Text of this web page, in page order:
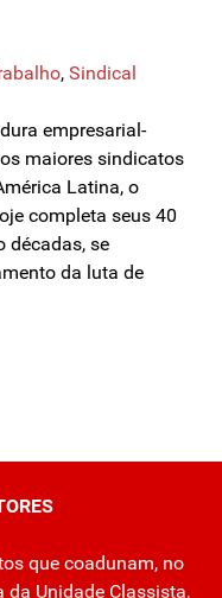
, Sindical
empresarial-
maiores sindicatos
Latina, o
completa seus 40
décadas, se
da luta de
que coadunam, no
Unidade Classista,